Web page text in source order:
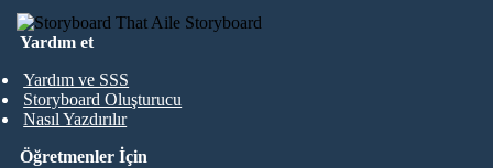
Yardım et
Yardım ve SSS
Storyboard Oluşturucu
Nasıl Yazdırılır
Öğretmenler İçin